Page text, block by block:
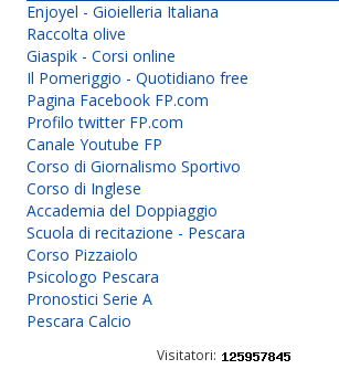
Enjoyel - Gioielleria Italiana
Raccolta olive
Giaspik - Corsi online
Il Pomeriggio - Quotidiano free
Pagina Facebook FP.com
Profilo twitter FP.com
Canale Youtube FP
Corso di Giornalismo Sportivo
Corso di Inglese
Accademia del Doppiaggio
Scuola di recitazione - Pescara
Corso Pizzaiolo
Psicologo Pescara
Pronostici Serie A
Pescara Calcio
Visitatori: